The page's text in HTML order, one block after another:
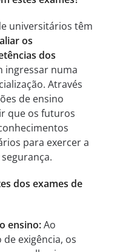
universitários têm
os
dos
ingressar numa
Através
de ensino
que os futuros
para exercer a
dos exames de
ensino:Ao
exigência, os